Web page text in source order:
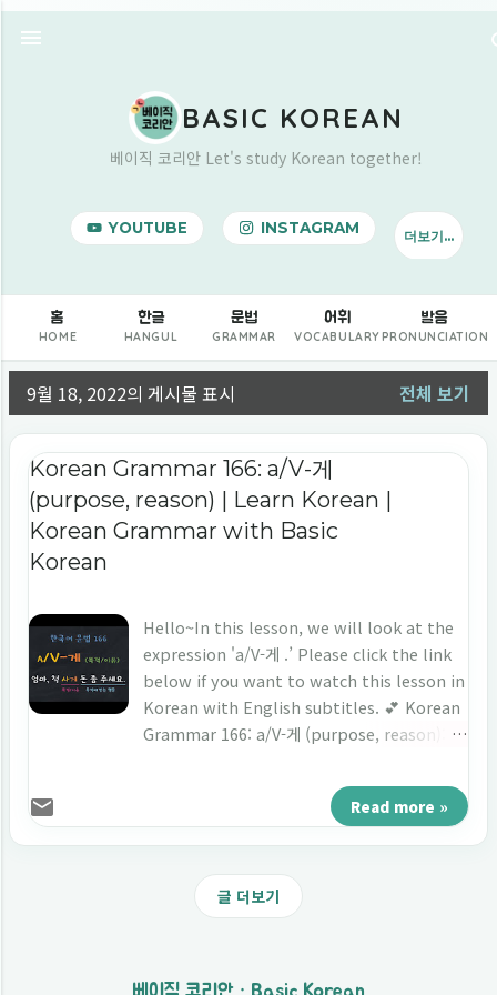
BASIC KOREAN
베이직 코리안 Let's study Korean together!
YOUTUBE INSTAGRAM 더보기…
홈
HOME
한글
HANGUL
문법
GRAMMAR
어휘
VOCABULARY
발음
PRONUNCIATION
글9월 18, 2022의 게시물 표시 전체 보기
Korean Grammar 166: a/V-게
(purpose, reason) | Learn Korean |
Korean Grammar with Basic
Korean
Hello~In this lesson, we will look at the
expression 'a/V-게 .’ Please click the link
below if you want to watch this lesson in
Korean with English subtitles. 💕 Korean
Grammar 166: a/V-게 (purpose, reason):
Dialogue ➤ 학생: 선생님, 교실이 너무 더워요.
➤ 선생님: 그래요? 그럼, 시원해지게 에어컨 온도
를 낮추세요. 그리고 따뜻한 바람이 들어오
(English) Student: Teacher, the
classroom is too hot. Teacher: Yes? Then,
Read more »
글 더보기